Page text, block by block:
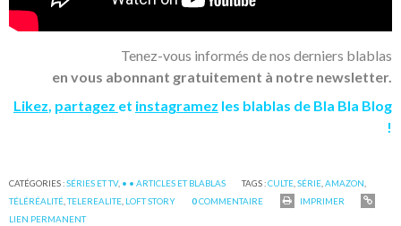
Tenez-vous informés de nos derniers blablas
en vous abonnant gratuitement à notre newsletter.
Likez partagez et instagramez les blablas de Bla Bla Blog
!
CATÉGORIES :SÉRIES ET TV, • • ARTICLES ET BLABLAS TAGS :CULTE ,SÉRIE ,AMAZON
TÉLÉRÉALITÉ ,TELEREALITE LOFT STORY 0COMMENTAIRE
IMPRIMER
LIEN PERMANENT